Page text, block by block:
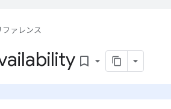
ファレンス
bookmark_border